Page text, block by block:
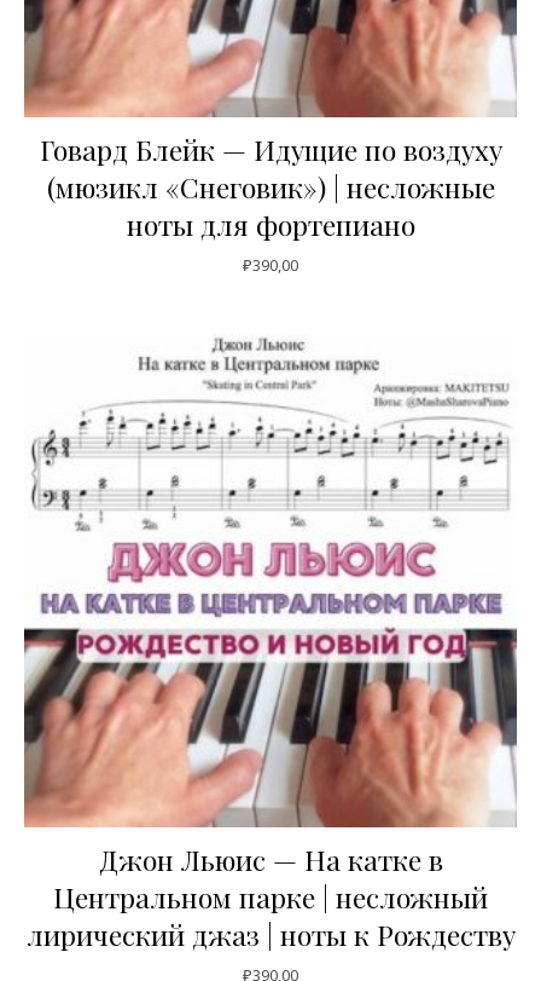
Говард Блейк — Идущие по воздуху
(мюзикл «Снеговик») | несложные
ноты для фортепиано
₽390,00
Джон Льюис — На катке в
Центральном парке | несложный
лирический джаз | ноты к Рождеству
₽390,00